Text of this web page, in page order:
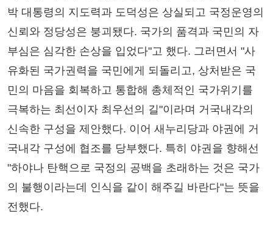
박 대통령의 지도력과 도덕성은 상실되고 국정운영의
신뢰와 정당성은 붕괴됐다. 국가의 품격과 국민의 자
부심은 심각한 손상을 입었다"고 했다. 그러면서 "사
유화된 국가권력을 국민에게 되돌리고, 상처받은 국
민의 마음을 회복하고 통합해 총체적인 국가위기를
극복하는 최선이자 최우선의 길"이라며 거국내각의
신속한 구성을 제안했다. 이어 새누리당과 야권에 거
국내각 구성에 협조를 당부했다. 특히 야권을 향해선
"하야나 탄핵으로 국정의 공백을 초래하는 것은 국가
의 불행이라는데 인식을 같이 해주길 바란다"는 뜻을
전했다.